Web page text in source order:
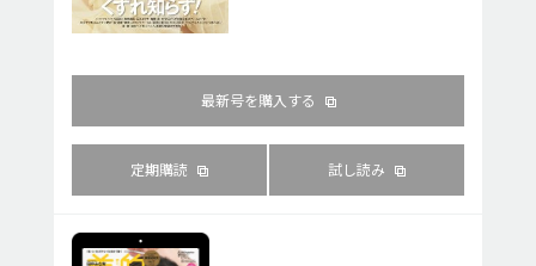
最新号を購入する
定期購読 試し読み